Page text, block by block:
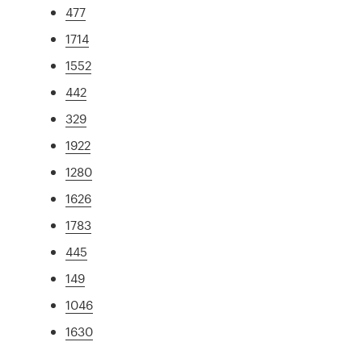
477
1714
1552
442
329
1922
1280
1626
1783
445
149
1046
1630